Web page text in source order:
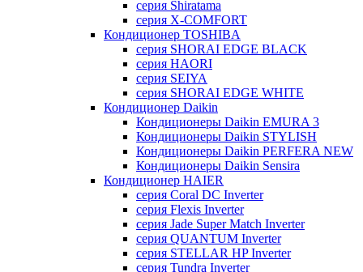
серия Shiratama
серия X-COMFORT
Кондиционер TOSHIBA
серия SHORAI EDGE BLACK
серия HAORI
серия SEIYA
серия SHORAI EDGE WHITE
Кондиционер Daikin
Кондиционеры Daikin EMURA 3
Кондиционеры Daikin STYLISH
Кондиционеры Daikin PERFERA NEW
Кондиционеры Daikin Sensira
Кондиционер HAIER
серия Coral DC Inverter
серия Flexis Inverter
серия Jade Super Match Inverter
серия QUANTUM Inverter
серия STELLAR HP Inverter
серия Tundra Inverter